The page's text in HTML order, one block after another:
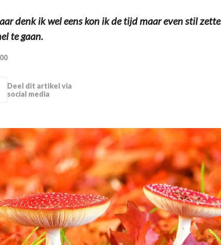
denk ik wel eens kon ik de tijd maar even stil
te gaan.
Deel dit artikel via
social media